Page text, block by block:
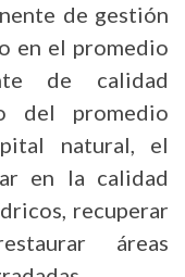
de gestión
en el promedio
de calidad
del promedio
natural, el
en la calidad
recuperar
áreas